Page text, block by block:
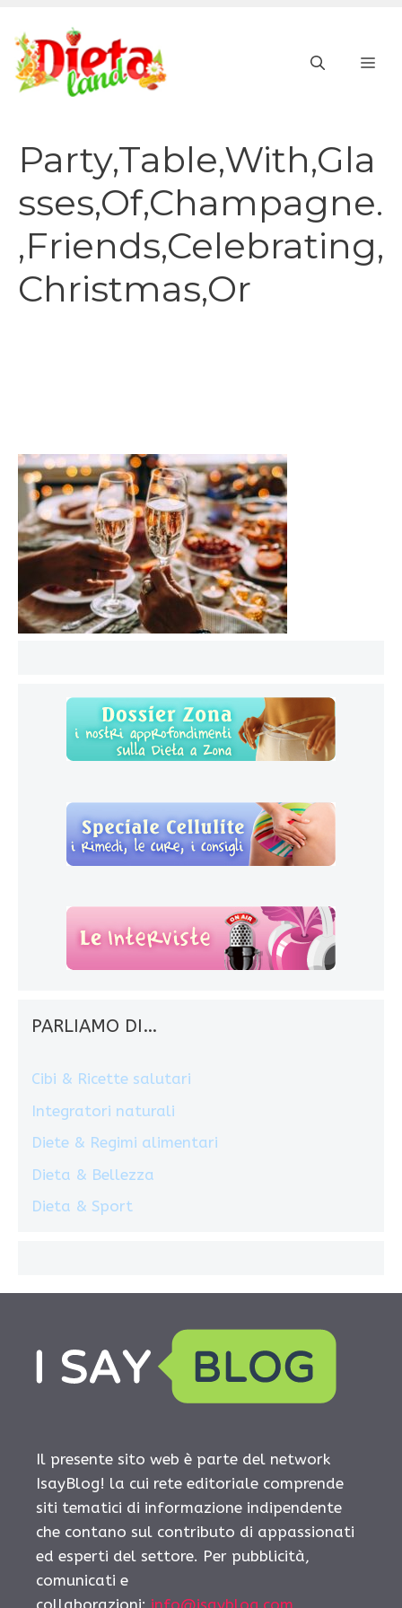
contenuto
Party,Table,With,Gla
sses,Of,Champagne.
,Friends,Celebrating,
Christmas,Or
PARLIAMO DI…
Cibi & Ricette salutari
Integratori naturali
Diete & Regimi alimentari
Dieta & Bellezza
Dieta & Sport
Il presente sito web è parte del network
IsayBlog! la cui rete editoriale comprende
siti tematici di informazione indipendente
che contano sul contributo di appassionati
ed esperti del settore. Per pubblicità,
comunicati e